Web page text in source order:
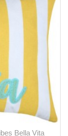
Bella Vita